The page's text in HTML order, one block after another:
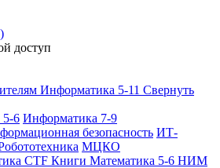
доступ
Информатика 5-11 Свернуть
6 Информатика 7-9
безопасность ИТ-
МЦКО
CTF Книги Математика 5-6 НИМ